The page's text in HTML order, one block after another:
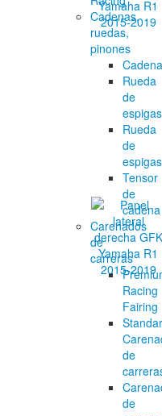
Cadenas,
ruedas,
pinones
Rueda
de
espigas
Rueda
de
espigas
Tensor
de
cadena
Carenados
de
carreras
Racing
Fairing
de
de